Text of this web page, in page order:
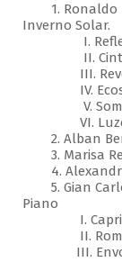
1. Ronaldo
Inverno Solar.
I.
II.
III.
IV.
V.
VI.
2. Alban
3. Marisa
4. Alexandre
5. Gian Carlo
Piano
I.
II.
III. Envoi